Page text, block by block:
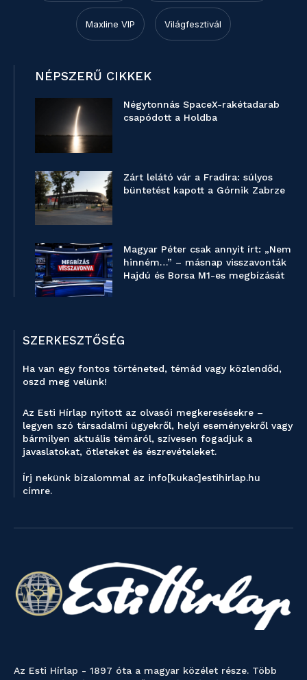
Maxline VIP Világfesztivál
NÉPSZERŰ CIKKEK
Négytonnás SpaceX-rakétadarab
csapódott a Holdba
Zárt lelátó vár a Fradira: súlyos
büntetést kapott a Górnik Zabrze
Magyar Péter csak annyit írt: „Nem
hinném…” – másnap visszavonták
Hajdú és Borsa M1-es megbízását
SZERKESZTŐSÉG
Ha van egy fontos történeted, témád vagy közlendőd,
oszd meg velünk!
Az Esti Hírlap nyitott az olvasói megkeresésekre –
legyen szó társadalmi ügyekről, helyi eseményekről vagy
bármilyen aktuális témáról, szívesen fogadjuk a
javaslatokat, ötleteket és észrevételeket.
Írj nekünk bizalommal az info[kukac]estihirlap.hu
címre.
Az Esti Hírlap - 1897 óta a magyar közélet része. Több